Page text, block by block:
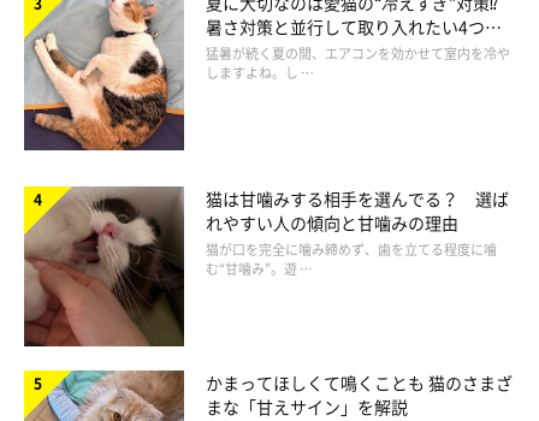
「考えられる理由としては…
肛門自体に傷があってムズムズしている
肛門嚢に問題がある（肛門嚢に分泌物がたまっていてうま
寄生虫（特に条虫など）がいて、おしりがかゆい
肛門の周囲に便が付着している
暑さ対策と並行して取り入れたい4つの
工夫
猛暑が続く夏の間、エアコンを効かせて室内を冷や
しますよね。し …
猫は甘噛みする相手を選んでる？ 選ば
れやすい人の傾向と甘噛みの理由
猫が口を完全に噛み締めず、歯を立てる程度に噛
む“甘噛み”。遊 …
かまってほしくて鳴くことも 猫のさまざ
まな「甘えサイン」を解説